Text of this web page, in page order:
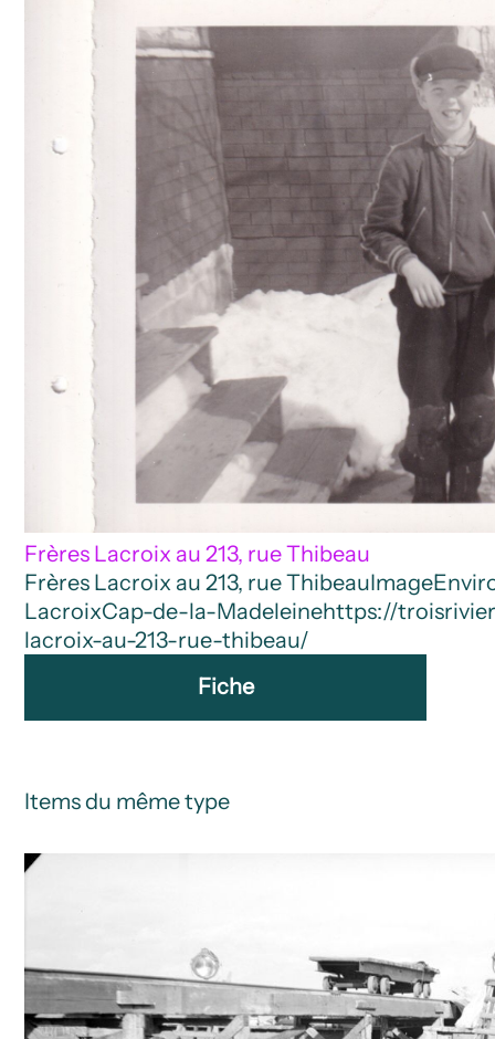
Frères Lacroix au 213, rue Thibeau
Frères Lacroix au 213, rue ThibeauImage
LacroixCap-de-la-Madeleinehttps://
lacroix-au-213-rue-thibeau/
Fiche
Items du même type